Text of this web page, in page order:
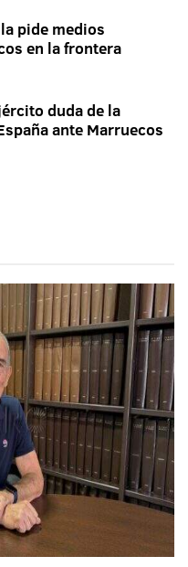
pide medios
en la frontera
duda de la
ante Marruecos